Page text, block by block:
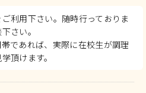
利用下さい。随時行っておりま
さい。
であれば、実際に在校生が調理
頂けます。